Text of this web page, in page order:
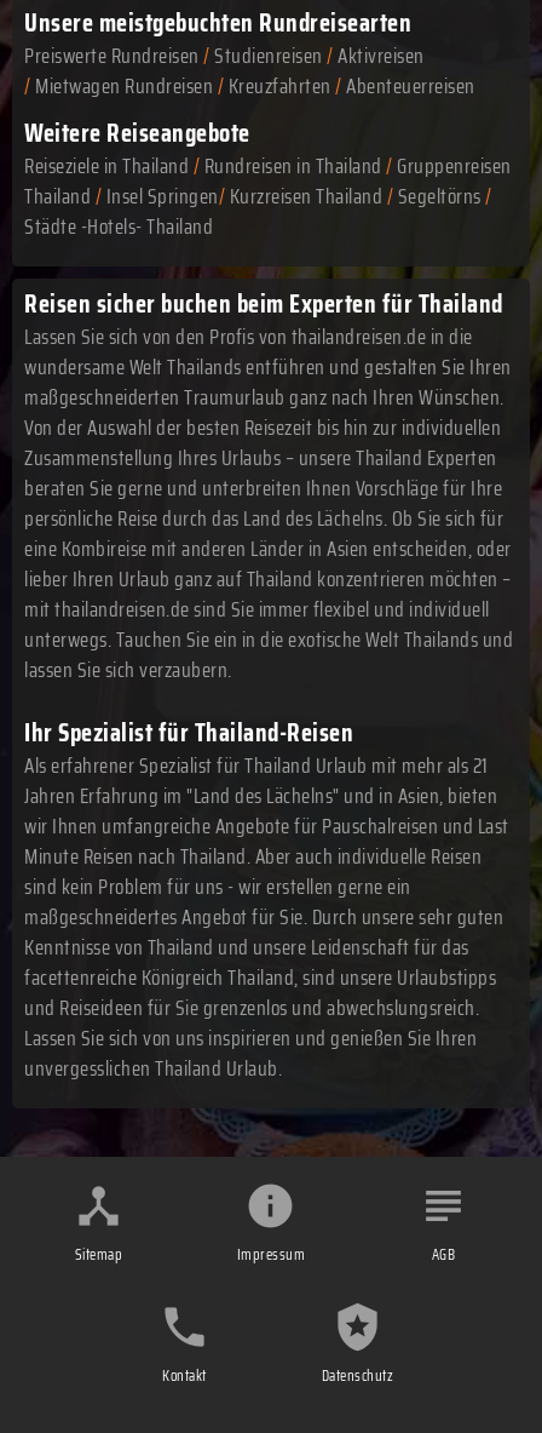
Unsere meistgebuchten Rundreisearten
Preiswerte Rundreisen/Studienreisen/Aktivreisen
/Mietwagen Rundreisen/Kreuzfahrten/Abenteuerreisen
Weitere Reiseangebote
Reiseziele in Thailand/Rundreisen in Thailand/Gruppenreisen
Thailand/Insel Springen/Kurzreisen Thailand/Segeltörns/
Städte -Hotels- Thailand
Reisen sicher buchen beim Experten für Thailand
Lassen Sie sich von den Profis von thailandreisen.de in die
wundersame Welt Thailands entführen und gestalten Sie Ihren
maßgeschneiderten Traumurlaub ganz nach Ihren Wünschen.
Von der Auswahl der besten Reisezeit bis hin zur individuellen
Zusammenstellung Ihres Urlaubs – unsere Thailand Experten
beraten Sie gerne und unterbreiten Ihnen Vorschläge für Ihre
persönliche Reise durch das Land des Lächelns. Ob Sie sich für
eine Kombireise mit anderen Länder in Asien entscheiden, oder
lieber Ihren Urlaub ganz auf Thailand konzentrieren möchten –
mit thailandreisen.de sind Sie immer flexibel und individuell
unterwegs. Tauchen Sie ein in die exotische Welt Thailands und
lassen Sie sich verzaubern.
Ihr Spezialist für Thailand-Reisen
Als erfahrener Spezialist für Thailand Urlaub mit mehr als 21
Jahren Erfahrung im "Land des Lächelns" und in Asien, bieten
wir Ihnen umfangreiche Angebote für Pauschalreisen und Last
Minute Reisen nach Thailand. Aber auch individuelle Reisen
sind kein Problem für uns - wir erstellen gerne ein
maßgeschneidertes Angebot für Sie. Durch unsere sehr guten
Kenntnisse von Thailand und unsere Leidenschaft für das
facettenreiche Königreich Thailand, sind unsere Urlaubstipps
und Reiseideen für Sie grenzenlos und abwechslungsreich.
Lassen Sie sich von uns inspirieren und genießen Sie Ihren
unvergesslichen Thailand Urlaub.
Sitemap Impressum AGB
Kontakt Datenschutz